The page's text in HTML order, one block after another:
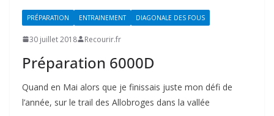
PRÉPARATION ENTRAINEMENT DIAGONALE DES FOUS
30 juillet 2018 Recourir.fr
Préparation 6000D
Quand en Mai alors que je finissais juste mon défi de
l’année, sur le trail des Allobroges dans la vallée